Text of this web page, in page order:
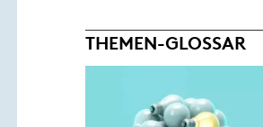
THEMEN-GLOSSAR